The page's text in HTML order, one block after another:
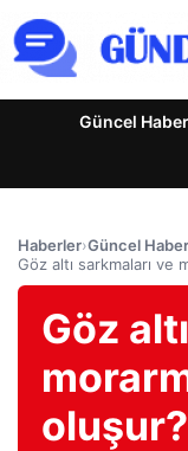
Güncel
Haberler›Güncel
Göz altı sarkmaları ve
Göz
oluşur?